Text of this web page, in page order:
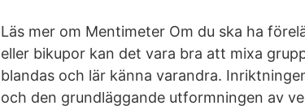
Läs mer om Mentimeter Om du ska ha
eller bikupor kan det vara bra att mixa
blandas och lär känna varandra.
och den grundläggande utformningen av